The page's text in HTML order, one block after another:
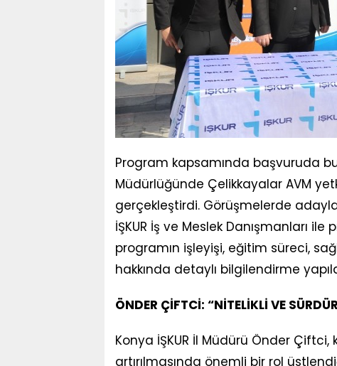
Program kapsamında başvuruda
Müdürlüğünde Çelikkayalar AVM
gerçekleştirdi. Görüşmelerde
İŞKUR İş ve Meslek Danışmanları
programın işleyişi, eğitim süreci,
hakkında detaylı bilgilendirme
ÖNDER ÇİFTCİ: “NİTELİKLİ VE
Konya İŞKUR İl Müdürü Önder
artırılmasında önemli bir rol